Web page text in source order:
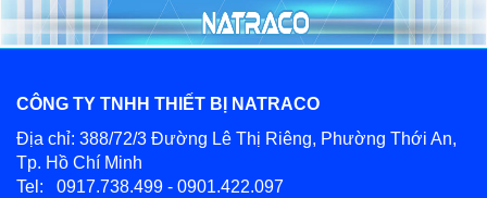
CHỐT ĐO CO NGÓT XI MĂNG BẰNG ĐỒNG
CÔNG TY TNHH THIẾT BỊ NATRACO
Địa chỉ: 388/72/3 Đường Lê Thị Riêng, Phường Thới An,
Tp. Hồ Chí Minh
Tel: 0917.738.499 - 0901.422.097